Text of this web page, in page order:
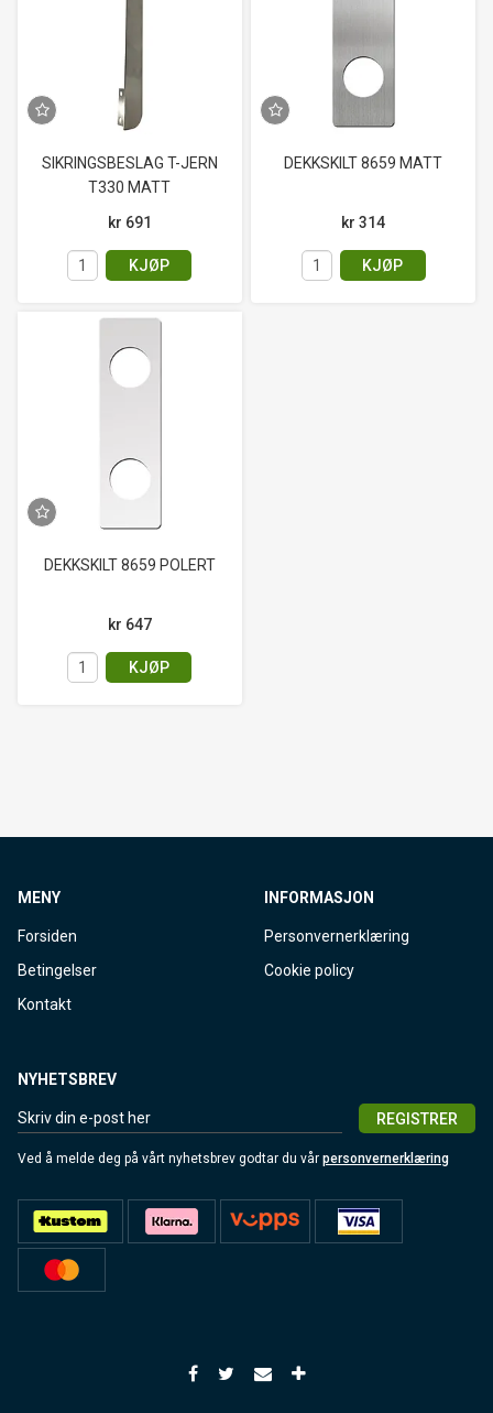
SIKRINGSBESLAG T-JERN
T330 MATT
kr 691
KJØP
DEKKSKILT 8659 MATT
kr 314
KJØP
DEKKSKILT 8659 POLERT
kr 647
KJØP
MENY
Forsiden
Betingelser
Kontakt
INFORMASJON
Personvernerklæring
Cookie policy
NYHETSBREV
REGISTRER
Ved å melde deg på vårt nyhetsbrev godtar du vår personvernerklæring